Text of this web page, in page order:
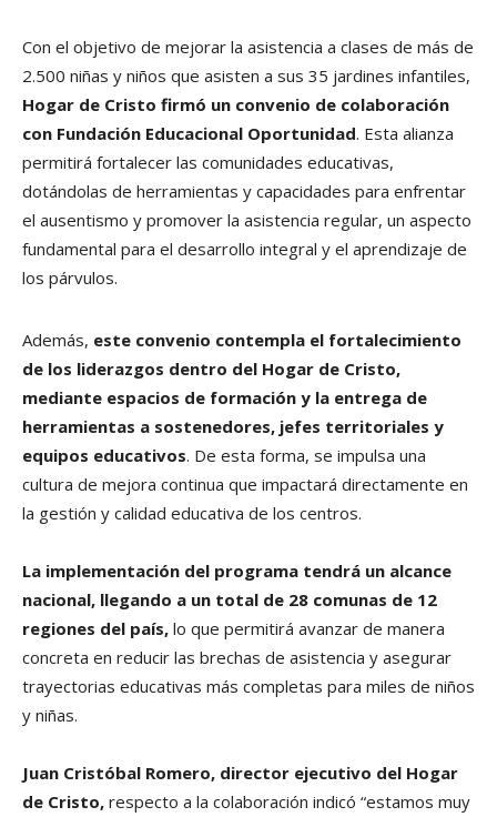
Con el objetivo de mejorar la asistencia a clases de más de
2.500 niñas y niños que asisten a sus 35 jardines infantiles,
Hogar de Cristo firmó un convenio de colaboración
con Fundación Educacional Oportunidad. Esta alianza
permitirá fortalecer las comunidades educativas,
dotándolas de herramientas y capacidades para enfrentar
el ausentismo y promover la asistencia regular, un aspecto
fundamental para el desarrollo integral y el aprendizaje de
los párvulos.
Además, este convenio contempla el fortalecimiento
de los liderazgos dentro del Hogar de Cristo,
mediante espacios de formación y la entrega de
herramientas a sostenedores, jefes territoriales y
equipos educativos. De esta forma, se impulsa una
cultura de mejora continua que impactará directamente en
la gestión y calidad educativa de los centros.
La implementación del programa tendrá un alcance
nacional, llegando a un total de 28 comunas de 12
regiones del país, lo que permitirá avanzar de manera
concreta en reducir las brechas de asistencia y asegurar
trayectorias educativas más completas para miles de niños
y niñas.
Juan Cristóbal Romero, director ejecutivo del Hogar
de Cristo, respecto a la colaboración indicó “estamos muy